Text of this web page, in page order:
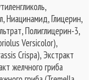
Ниацинамид, Глицерин,
Полиглицерин-3,
Versicolor),
Crispa), Экстракт
желчного гриба